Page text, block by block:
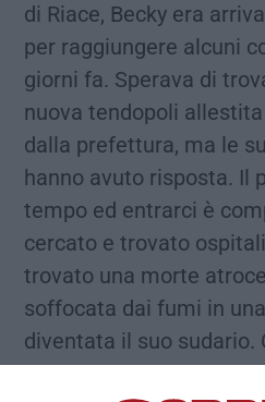
di Riace, Becky era
per raggiungere alcuni
giorni fa. Sperava di
nuova tendopoli
dalla prefettura, ma le
hanno avuto risposta. Il
tempo ed entrarci è
cercato e trovato
trovato una morte
soffocata dai fumi in
diventata il suo sudario.
corpo carbonizzato